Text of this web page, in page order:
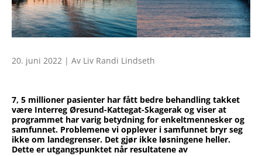
20. juni 2022 | Av Liv Randi Lindseth
7, 5 millioner pasienter har fått bedre behandling takket
være Interreg Øresund-Kattegat-Skagerak og viser at
programmet har varig betydning for enkeltmennesker og
samfunnet. Problemene vi opplever i samfunnet bryr seg
ikke om landegrenser. Det gjør ikke løsningene heller.
Dette er utgangspunktet når resultatene av